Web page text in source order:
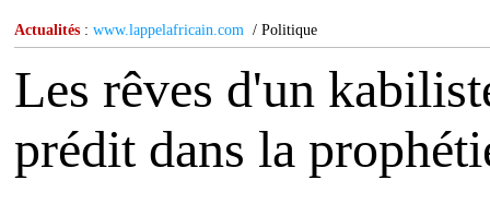
Actualités : www.lappelafricain.com / Politique
Les rêves d'un
prédit dans la